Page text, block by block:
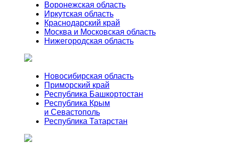
Воронежская область
Иркутская область
Краснодарский край
Москва и Московская область
Нижегородская область
Новосибирская область
Приморский край
Республика Башкортостан
Республика Крым
и Севастополь
Республика Татарстан